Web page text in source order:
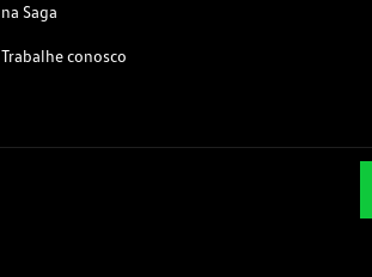
na Saga
Trabalhe conosco